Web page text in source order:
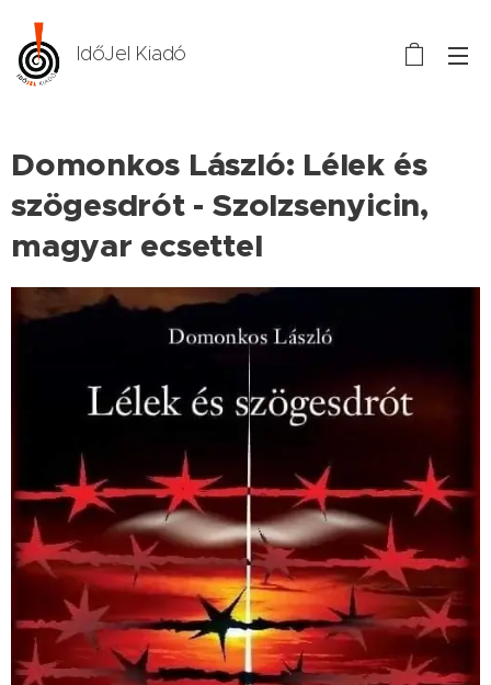
IdőJel Kiadó
Domonkos László: Lélek és
szögesdrót - Szolzsenyicin,
magyar ecsettel